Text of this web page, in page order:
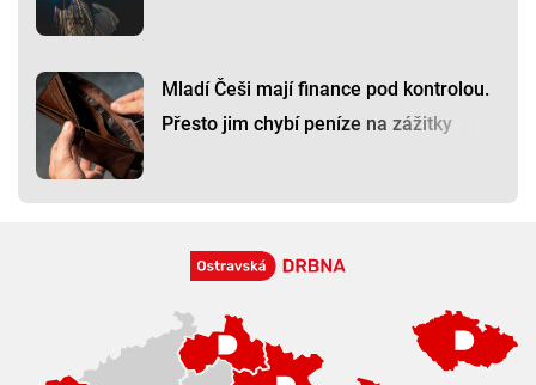
Mladí Češi mají finance pod kontrolou.
Přesto jim chybí peníze na zážitky